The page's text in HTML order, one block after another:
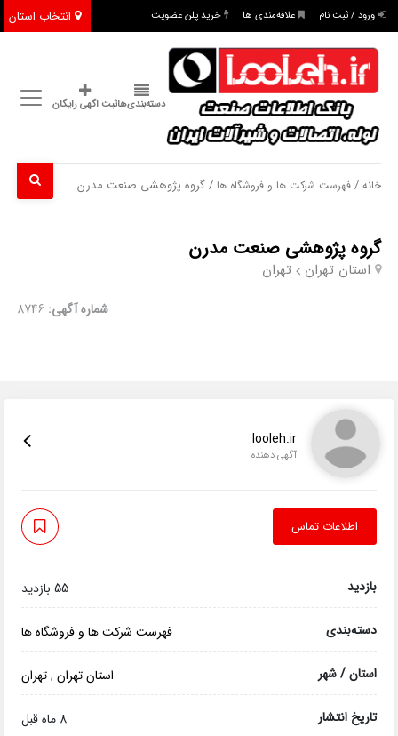
انتخاب استان ورود / ثبت نام علاقه‌مندی ها خرید پلن عضویت
دسته‌بندی‌هاثبت اگهی رایگان
خانه /فهرست شرکت ها و فروشگاه ها / گروه پژوهشی صنعت مدرن
گروه پژوهشی صنعت مدرن
استان تهران تهران
شماره آگهی: 8746
looleh.ir
آگهی دهنده
اطلاعات تماس
بازدید 55 بازدید
دسته‌بندی فهرست شرکت ها و فروشگاه ها
استان / شهر استان تهران,تهران
تاریخ انتشار 8 ماه قبل